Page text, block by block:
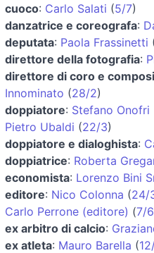
cuoco: Carlo Salati (5/7)
danzatrice e coreografa:
deputata: Paola Frassinetti
direttore della fotografia:
direttore di coro e
Innominato (28/2)
doppiatore: Stefano Onofri
Pietro Ubaldi (22/3)
doppiatore e dialoghista:
doppiatrice: Roberta
economista: Lorenzo Bini
editore: Nico Colonna (24/
Carlo Perrone (editore) (7/6
ex arbitro di calcio:
ex atleta: Mauro Barella (